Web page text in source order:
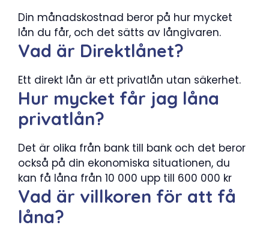
Din månadskostnad beror på hur mycket
lån du får, och det sätts av långivaren.
Vad är Direktlånet?
Ett direkt lån är ett privatlån utan säkerhet.
Hur mycket får jag låna
privatlån?
Det är olika från bank till bank och det beror
också på din ekonomiska situationen, du
kan få låna från 10 000 upp till 600 000 kr
Vad är villkoren för att få
låna?